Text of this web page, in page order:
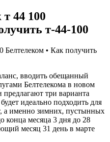
44 100
т-44-100
• Как получить
вводить обещанный
Белтелекома в новом
три варианта
идеально подходить для
а именно зимних, пустынных
конца месяца 3 дня до 28
месяц 31 день в марте